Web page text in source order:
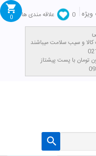
0
علاقه مندی ها
0